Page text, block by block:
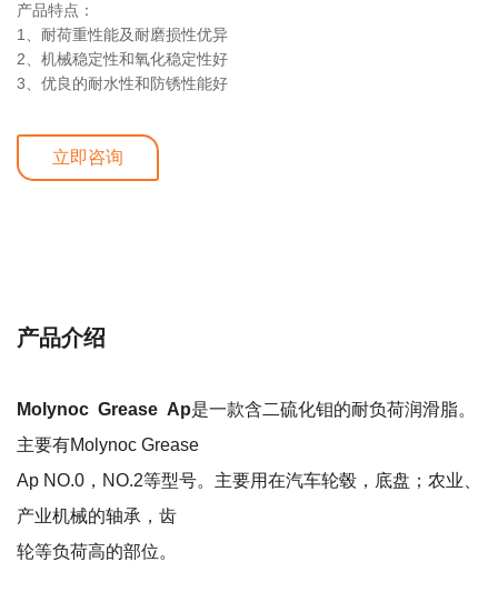
产品特点：
1、耐荷重性能及耐磨损性优异
2、机械稳定性和氧化稳定性好
3、优良的耐水性和防锈性能好
立即咨询
产品介绍
Molynoc Grease Ap是一款含二硫化钼的耐负荷润滑脂。
主要有Molynoc Grease
Ap NO.0，NO.2等型号。主要用在汽车轮毂，底盘；农业、
产业机械的轴承，齿
轮等负荷高的部位。